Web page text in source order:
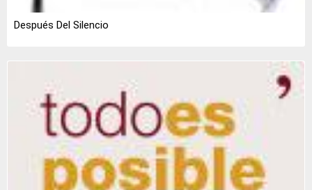
Después Del Silencio